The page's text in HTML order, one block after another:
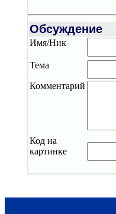
Обсуждение
Имя/Ник
Тема
Комментарий
Код на
картинке